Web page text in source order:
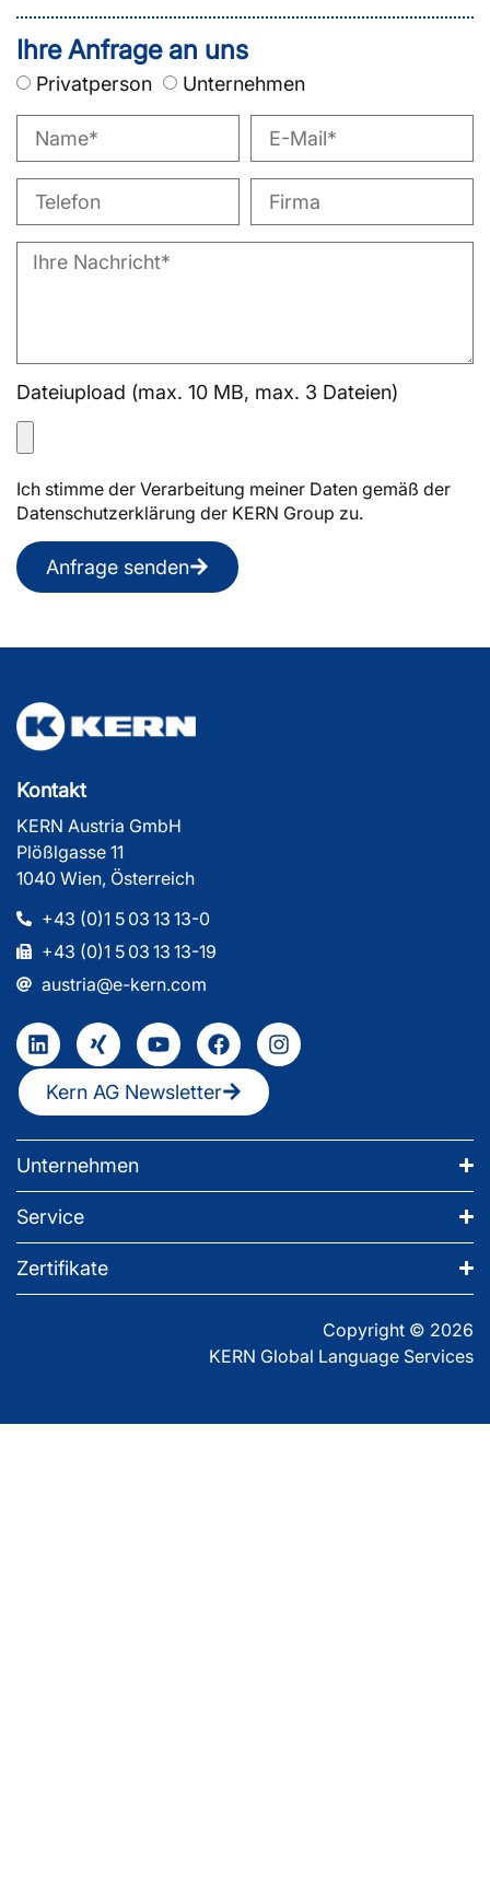
Ihre Anfrage an uns
Privatperson Unternehmen
Dateiupload (max. 10 MB, max. 3 Dateien)
Ich stimme der Verarbeitung meiner Daten gemäß der
Datenschutzerklärung der KERN Group zu.
Anfrage senden
Kontakt
KERN Austria GmbH
Plößlgasse 11
1040 Wien, Österreich
+43 (0)1 5 03 13 13-0
+43 (0)1 5 03 13 13-19
austria@e-kern.com
Kern AG Newsletter
Unternehmen
Service
Zertifikate
Copyright © 2026
KERN Global Language Services